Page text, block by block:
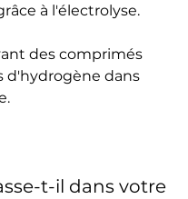
à l'électrolyse.
des comprimés
d'hydrogène dans
t-il dans votre